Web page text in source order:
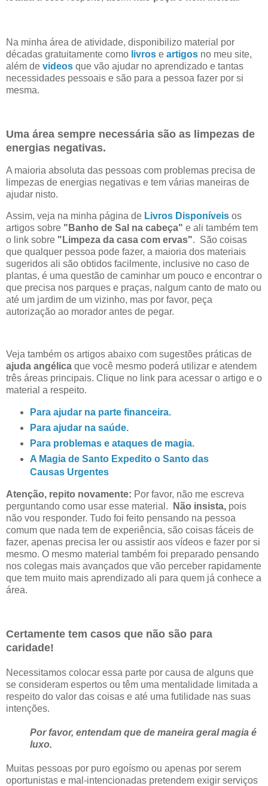
Na minha área de atividade, disponibilizo material por
décadas gratuitamente como livros e artigos no meu site,
além de videos que vão ajudar no aprendizado e tantas
necessidades pessoais e são para a pessoa fazer por si
mesma.
Uma área sempre necessária são as limpezas de
energias negativas.
A maioria absoluta das pessoas com problemas precisa de
limpezas de energias negativas e tem várias maneiras de
ajudar nisto.
Assim, veja na minha página de Livros Disponíveis os
artigos sobre "Banho de Sal na cabeça" e ali também tem
o link sobre "Limpeza da casa com ervas". São coisas
que qualquer pessoa pode fazer, a maioria dos materiais
sugeridos ali são obtidos facilmente, inclusive no caso de
plantas, é uma questão de caminhar um pouco e encontrar o
que precisa nos parques e praças, nalgum canto de mato ou
até um jardim de um vizinho, mas por favor, peça
autorização ao morador antes de pegar.
Veja também os artigos abaixo com sugestões práticas de
ajuda angélica que você mesmo poderá utilizar e atendem
três áreas principais. Clique no link para acessar o artigo e o
material a respeito.
Para ajudar na parte financeira.
Para ajudar na saúde.
Para problemas e ataques de magia.
A Magia de Santo Expedito o Santo das
Causas Urgentes
Atenção, repito novamente: Por favor, não me escreva
perguntando como usar esse material.
Não insista, pois
não vou responder. Tudo foi feito pensando na pessoa
comum que nada tem de experiência, são coisas fáceis de
fazer, apenas precisa ler ou assistir aos vídeos e fazer por si
mesmo. O mesmo material também foi preparado pensando
nos colegas mais avançados que vão perceber rapidamente
que tem muito mais aprendizado ali para quem já conhece a
área.
Certamente tem casos que não são para
caridade!
Necessitamos colocar essa parte por causa de alguns que
se consideram espertos ou têm uma mentalidade limitada a
respeito do valor das coisas e até uma futilidade nas suas
intenções.
Por favor, entendam que de maneira geral magia é
luxo.
Muitas pessoas por puro egoísmo ou apenas por serem
oportunistas e mal-intencionadas pretendem exigir serviços